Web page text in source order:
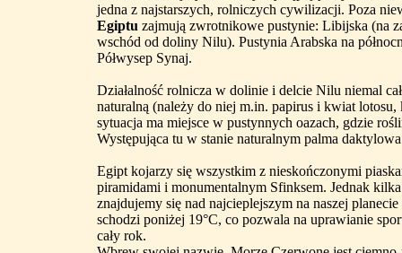
jedna z najstarszych, rolniczych cywilizacji. Poza
Egiptu zajmują zwrotnikowe pustynie: Libijska (na
wschód od doliny Nilu). Pustynia Arabska na
Półwysep Synaj.
Działalność rolnicza w dolinie i delcie Nilu niemal
naturalną (należy do niej m.in. papirus i kwiat lotosu,
sytuacja ma miejsce w pustynnych oazach, gdzie
Występująca tu w stanie naturalnym palma
Egipt kojarzy się wszystkim z nieskończonymi
piramidami i monumentalnym Sfinksem. Jednak
znajdujemy się nad najcieplejszym na naszej
schodzi poniżej 19°C, co pozwala na uprawianie
cały rok.